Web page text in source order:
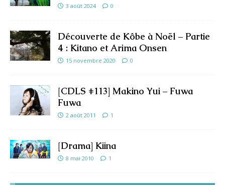
3 août 2024 0
Découverte de Kôbe à Noël – Partie
4 : Kitano et Arima Onsen
15 novembre 2020 0
[CDLS #113] Makino Yui – Fuwa
Fuwa
2 août 2011 1
[Drama] Kiina
8 mai 2010 1